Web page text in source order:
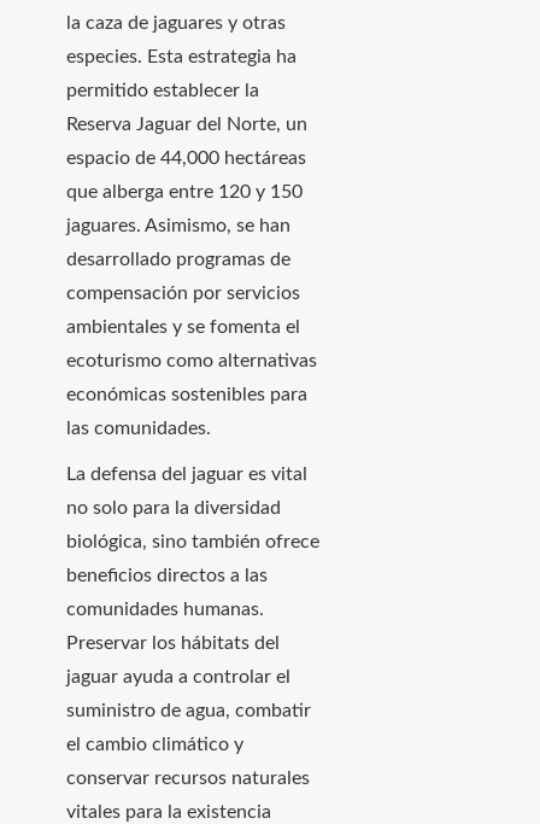
la caza de jaguares y otras
especies. Esta estrategia ha
permitido establecer la
Reserva Jaguar del Norte, un
espacio de 44,000 hectáreas
que alberga entre 120 y 150
jaguares. Asimismo, se han
desarrollado programas de
compensación por servicios
ambientales y se fomenta el
ecoturismo como alternativas
económicas sostenibles para
las comunidades.
La defensa del jaguar es vital
no solo para la diversidad
biológica, sino también ofrece
beneficios directos a las
comunidades humanas.
Preservar los hábitats del
jaguar ayuda a controlar el
suministro de agua, combatir
el cambio climático y
conservar recursos naturales
vitales para la existencia